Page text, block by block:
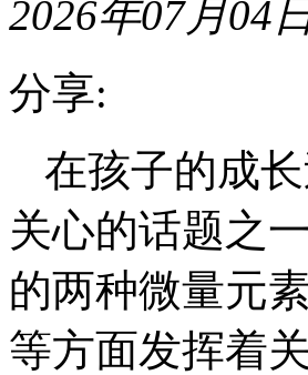
2026年07月04
分享:
在孩子的成
关心的话题之
的两种微量元
等方面发挥着